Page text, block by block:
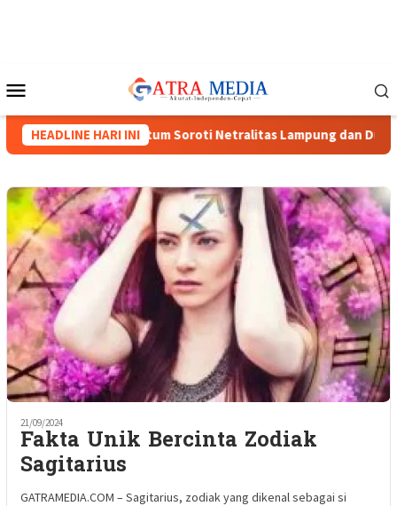
Mobile
HEADLINE HARI INI
Tiga Caketum Soroti Netralitas Lampung dan Dugaan
21/09/2024
Fakta Unik Bercinta Zodiak
Sagitarius
GATRAMEDIA.COM – Sagitarius, zodiak yang dikenal sebagai si